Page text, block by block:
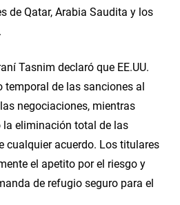
de Qatar, Arabia Saudita y los
Tasnim declaró que EE.UU.
de las sanciones al
negociaciones, mientras
la eliminación total de las
cualquier acuerdo. Los titulares
el apetito por el riesgo y
de refugio seguro para el